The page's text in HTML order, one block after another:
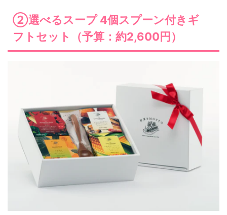
②選べるスープ 4個スプーン付きギ
フトセット（予算：約2,600円）